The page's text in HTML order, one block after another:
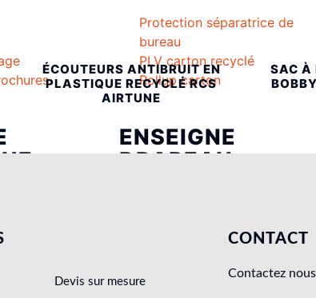
Protection séparatrice de
bureau
PLV carton recyclé
Rollup carton
ENSEIGNE
DRAPEAU
ÉCOUTEURS ANTIBRUIT EN
PLASTIQUE RECYCLÉ RCS
AIRTUNE
SAC À
Devis sur mesure
CONTACT
Contactez